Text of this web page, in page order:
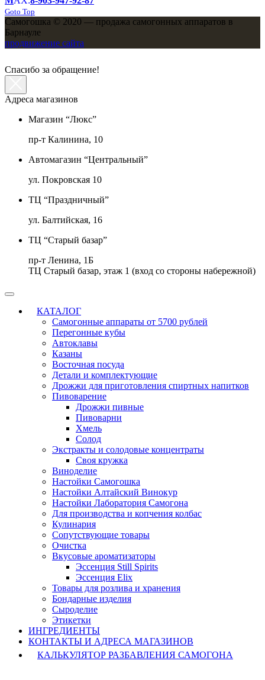
Goto Top
Самогошка © 2020 — продажа самогонных аппаратов в
Барнауле
продвижение сайта
Спасибо за обращение!
Адреса магазинов
Магазин “Люкс”
пр-т Калинина, 10
Автомагазин “Центральный”
ул. Покровская 10
ТЦ “Праздничный”
ул. Балтийская, 16
ТЦ “Старый базар”
пр-т Ленина, 1Б
ТЦ Старый базар, этаж 1 (вход со стороны набережной)
КАТАЛОГ
Самогонные аппараты от 5700 рублей
Перегонные кубы
Автоклавы
Казаны
Восточная посуда
Детали и комплектующие
Дрожжи для приготовления спиртных напитков
Пивоварение
Дрожжи пивные
Пивоварни
Хмель
Солод
Экстракты и солодовые концентраты
Своя кружка
Виноделие
Настойки Самогошка
Настойки Алтайский Винокур
Настойки Лаборатория Самогона
Для производства и копчения колбас
Кулинария
Сопутствующие товары
Очистка
Вкусовые ароматизаторы
Эссенция Still Spirits
Эссенция Elix
Товары для розлива и хранения
Бондарные изделия
Cыроделие
Этикетки
ИНГРЕДИЕНТЫ
КОНТАКТЫ И АДРЕСА МАГАЗИНОВ
КАЛЬКУЛЯТОР РАЗБАВЛЕНИЯ САМОГОНА